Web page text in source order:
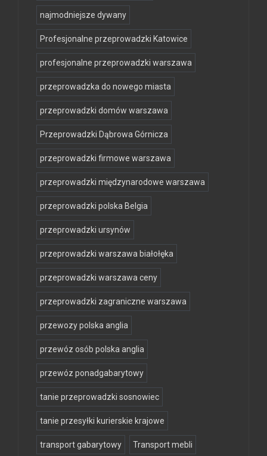
najmodniejsze dywany
Profesjonalne przeprowadzki Katowice
profesjonalne przeprowadzki warszawa
przeprowadzka do nowego miasta
przeprowadzki domów warszawa
Przeprowadzki Dąbrowa Górnicza
przeprowadzki firmowe warszawa
przeprowadzki międzynarodowe warszawa
przeprowadzki polska Belgia
przeprowadzki ursynów
przeprowadzki warszawa białołęka
przeprowadzki warszawa ceny
przeprowadzki zagraniczne warszawa
przewozy polska anglia
przewóz osób polska anglia
przewóz ponadgabarytowy
tanie przeprowadzki sosnowiec
tanie przesyłki kurierskie krajowe
transport gabarytowy Transport mebli